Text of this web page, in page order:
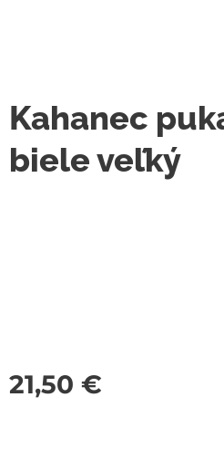
Kahanec
biele veľký
21,50 €